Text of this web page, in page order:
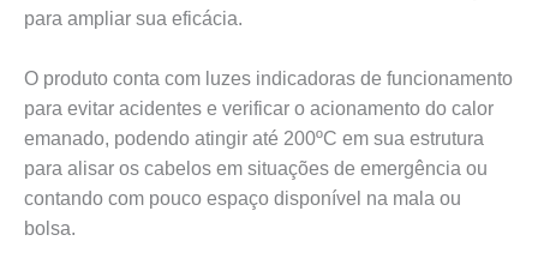
para ampliar sua eficácia.
O produto conta com luzes indicadoras de funcionamento
para evitar acidentes e verificar o acionamento do calor
emanado, podendo atingir até 200ºC em sua estrutura
para alisar os cabelos em situações de emergência ou
contando com pouco espaço disponível na mala ou
bolsa.